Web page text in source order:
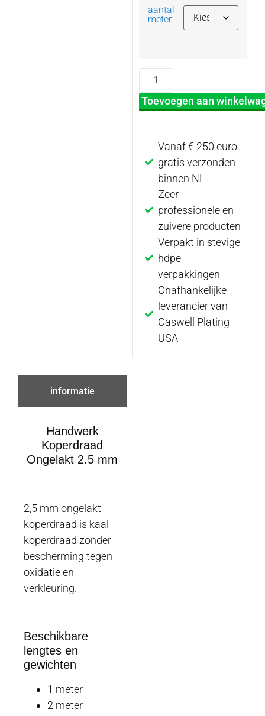
aantal
meter
Toevoegen aan
Vanaf € 250 euro
gratis verzonden
binnen NL
Zeer
professionele en
zuivere producten
Verpakt in stevige
hdpe
verpakkingen
Onafhankelijke
leverancier van
Caswell Plating
USA
informatie
Handwerk
Koperdraad
Ongelakt 2.5 mm
2,5 mm ongelakt
koperdraad is kaal
koperdraad zonder
bescherming tegen
oxidatie en
verkleuring.
Beschikbare
lengtes en
gewichten
1 meter
2 meter